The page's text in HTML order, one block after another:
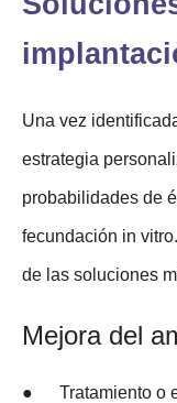
Una vez
estrategia
probabilidades de
fecundación in
de las soluciones
Mejora del
● Tratamiento o